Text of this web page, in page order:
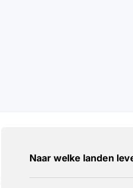
Naar welke landen